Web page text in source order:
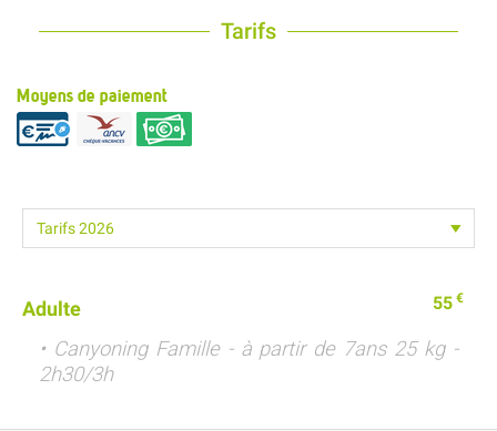
Tarifs
Moyens de paiement
Adulte 55 €
• Canyoning Famille - à partir de 7ans 25 kg -
2h30/3h